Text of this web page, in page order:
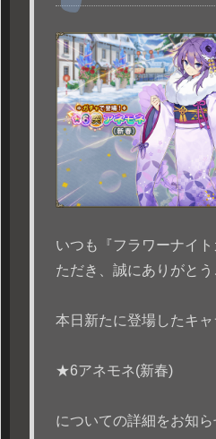
いつも『フラワーナイ
ただき、誠にありがとう
本日新たに登場したキ
★6アネモネ(新春)
についての詳細をお知ら